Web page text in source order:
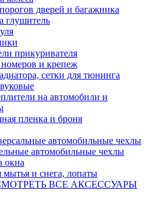
дверей и багажника
глушитель
прикуривателя
и крепеж
сетки для тюнинга
на автомобили и
пленка и броня
автомобильные чехлы
автомобильные чехлы
окна
и снега, лопаты
ВСЕ АКСЕССУАРЫ